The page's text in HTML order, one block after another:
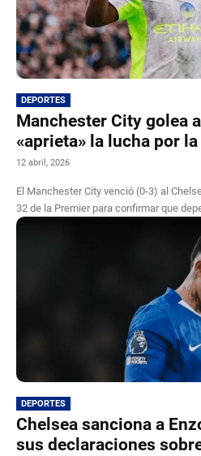
DEPORTES
Manchester City golea
«aprieta» la lucha por
12 abril, 2026
El Manchester City venció (0-3) al
32 de la Premier para confirmar que
DEPORTES
Chelsea sanciona a
sus declaraciones